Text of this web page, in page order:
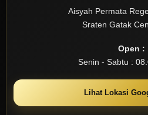
Aisyah Permata
Sraten Gatak
Open :
Senin - Sabtu :
Lihat Lokasi